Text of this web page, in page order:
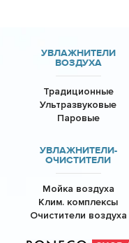
УВЛАЖНИТЕЛИ
ВОЗДУХА
Традиционные
Ультразвуковые
Паровые
УВЛАЖНИТЕЛИ-
ОЧИСТИТЕЛИ
Мойка воздуха
Клим. комплексы
Очистители воздуха